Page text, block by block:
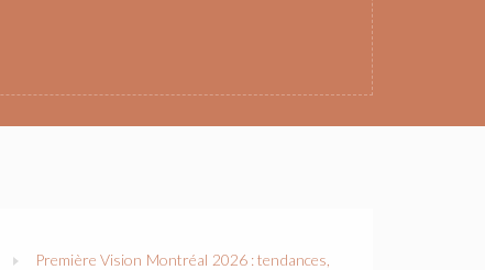
Première Vision Montréal 2026 : tendances,